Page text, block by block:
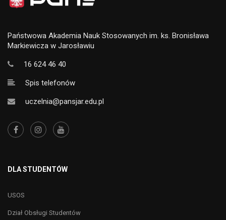
Państwowa Akademia Nauk Stosowanych im. ks. Bronisława
Markiewicza w Jarosławiu
16 624 46 40
Spis telefonów
uczelnia@pansjar.edu.pl
DLA STUDENTÓW
USOS
Dział Obsługi Studentów